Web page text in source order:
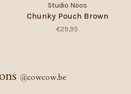
Studio Noos
Chunky Pouch Brown
€29,95
@cowcow.be